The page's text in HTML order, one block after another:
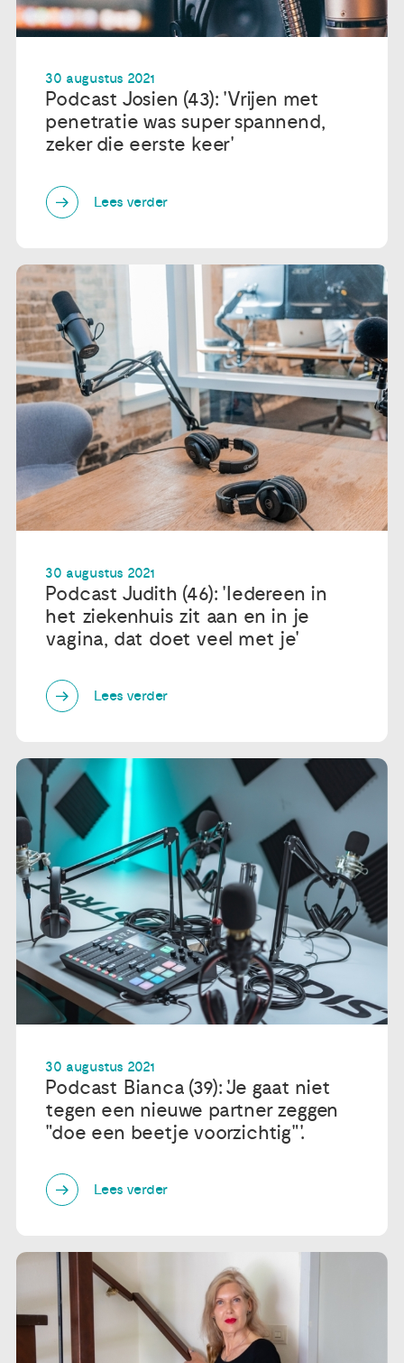
30 augustus 2021
Podcast Josien (43): 'Vrijen met
penetratie was super spannend,
zeker die eerste keer'
Lees verder
30 augustus 2021
Podcast Judith (46): 'Iedereen in
het ziekenhuis zit aan en in je
vagina, dat doet veel met je'
Lees verder
30 augustus 2021
Podcast Bianca (39): 'Je gaat niet
tegen een nieuwe partner zeggen
"doe een beetje voorzichtig"'.
Lees verder